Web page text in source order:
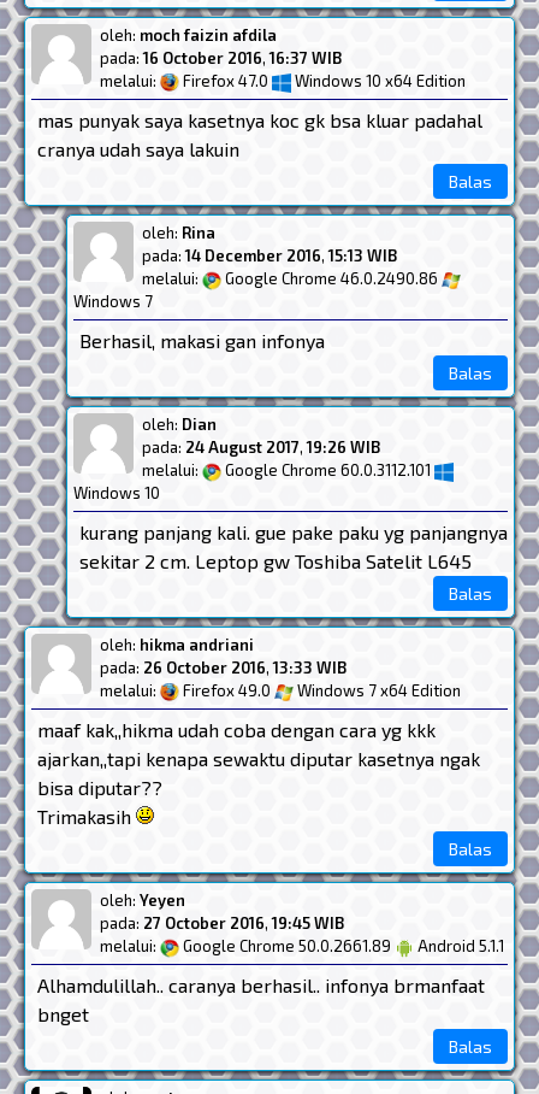
oleh: moch faizin afdila
pada:16 October 2016,16:37 WIB
melalui:
Firefox 47.0 Windows 10 x64 Edition
mas punyak saya kasetnya koc gk bsa kluar padahal
cranya udah saya lakuin
Balas
oleh: Rina
pada:14 December 2016,15:13 WIB
melalui:
Google Chrome 46.0.2490.86
Windows 7
Berhasil, makasi gan infonya
Balas
oleh: Dian
pada: 24 August 2017,19:26 WIB
melalui:
Google Chrome 60.0.3112.101
Windows 10
kurang panjang kali. gue pake paku yg panjangnya
sekitar 2 cm. Leptop gw Toshiba Satelit L645
Balas
oleh: hikma andriani
pada: 26 October 2016,13:33 WIB
melalui:
Firefox 49.0 Windows 7 x64 Edition
maaf kak,,hikma udah coba dengan cara yg kkk
ajarkan,,tapi kenapa sewaktu diputar kasetnya ngak
bisa diputar??
Trimakasih
Balas
oleh: Yeyen
pada: 27 October 2016,19:45 WIB
melalui:
Google Chrome 50.0.2661.89 Android 5.1.1
Alhamdulillah.. caranya berhasil.. infonya brmanfaat
bnget
Balas